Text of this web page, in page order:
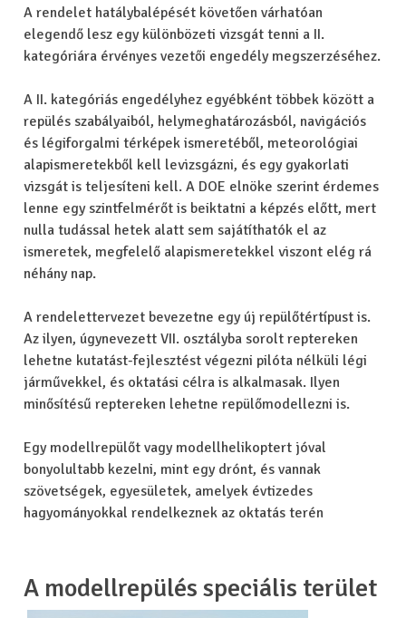
A rendelet hatálybalépését követően várhatóan
elegendő lesz egy különbözeti vizsgát tenni a II.
kategóriára érvényes vezetői engedély megszerzéséhez.
A II. kategóriás engedélyhez egyébként többek között a
repülés szabályaiból, helymeghatározásból, navigációs
és légiforgalmi térképek ismeretéből, meteorológiai
alapismeretekből kell levizsgázni, és egy gyakorlati
vizsgát is teljesíteni kell. A DOE elnöke szerint érdemes
lenne egy szintfelmérőt is beiktatni a képzés előtt, mert
nulla tudással hetek alatt sem sajátíthatók el az
ismeretek, megfelelő alapismeretekkel viszont elég rá
néhány nap.
A rendelettervezet bevezetne egy új repülőtértípust is.
Az ilyen, úgynevezett VII. osztályba sorolt reptereken
lehetne kutatást-fejlesztést végezni pilóta nélküli légi
járművekkel, és oktatási célra is alkalmasak. Ilyen
minősítésű reptereken lehetne repülőmodellezni is.
Egy modellrepülőt vagy modellhelikoptert jóval
bonyolultabb kezelni, mint egy drónt, és vannak
szövetségek, egyesületek, amelyek évtizedes
hagyományokkal rendelkeznek az oktatás terén
A modellrepülés speciális terület